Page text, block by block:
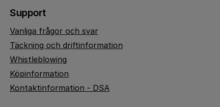
Support
Vanliga frågor och svar
Täckning och driftinformation
Whistleblowing
Köpinformation
Kontaktinformation - DSA